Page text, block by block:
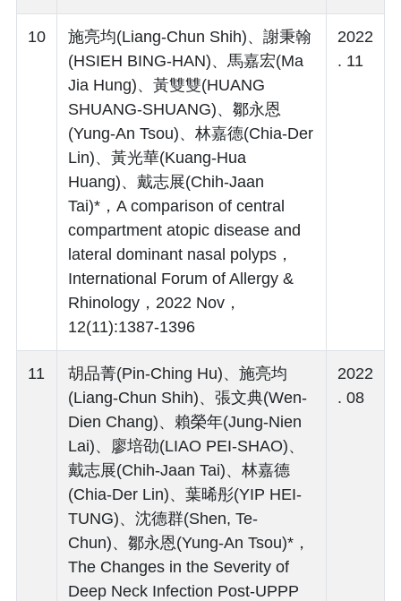
10
施亮均(Liang-Chun Shih)、謝秉翰
(HSIEH BING-HAN)、馬嘉宏(Ma
Jia Hung)、黃雙雙(HUANG
SHUANG-SHUANG)、鄒永恩
(Yung-An Tsou)、林嘉德(Chia-Der
Lin)、黃光華(Kuang-Hua
Huang)、戴志展(Chih-Jaan
Tai)*，A comparison of central
compartment atopic disease and
lateral dominant nasal polyps，
International Forum of Allergy &
Rhinology，2022 Nov，
12(11):1387-1396
2022
. 11
11
胡品菁(Pin-Ching Hu)、施亮均
(Liang-Chun Shih)、張文典(Wen-
Dien Chang)、賴榮年(Jung-Nien
Lai)、廖培劭(LIAO PEI-SHAO)、
戴志展(Chih-Jaan Tai)、林嘉德
(Chia-Der Lin)、葉晞彤(YIP HEI-
TUNG)、沈德群(Shen, Te-
Chun)、鄒永恩(Yung-An Tsou)*，
The Changes in the Severity of
Deep Neck Infection Post-UPPP
2022
. 08